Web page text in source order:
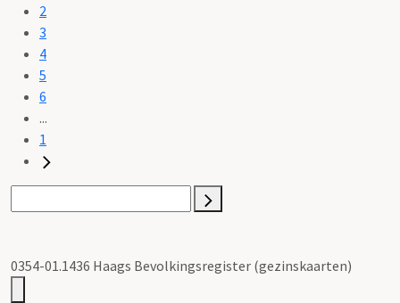
2
3
4
5
6
...
1
0354-01.1436 Haags Bevolkingsregister (gezinskaarten)